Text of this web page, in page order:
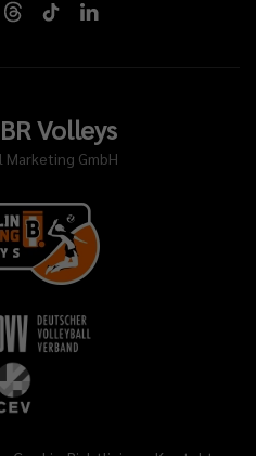
Volleys
Marketing GmbH